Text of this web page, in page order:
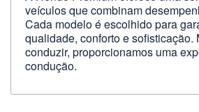
veículos que combinam
Cada modelo é escolhido para
qualidade, conforto e sofisticação.
conduzir, proporcionamos uma
condução.